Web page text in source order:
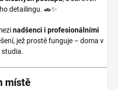
detailingu. 🚗✨
nadšenci i profesionálními
jež prostě funguje – doma v
studia.
místě